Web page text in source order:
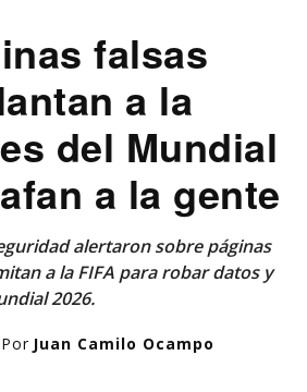
falsas
a la
del Mundial
a la gente
alertaron sobre páginas
a la FIFA para robar datos y
2026.
Por Juan Camilo Ocampo